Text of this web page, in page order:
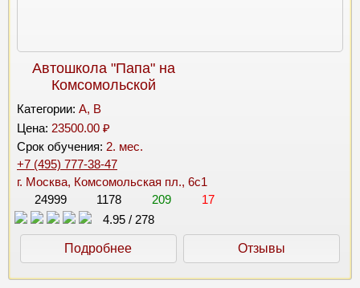
Автошкола "Папа" на
Комсомольской
Категории: A, B
Цена: 23500.00 ₽
Срок обучения: 2. мес.
+7 (495) 777-38-47
г. Москва, Комсомольская пл., 6с1
24999
1178 209
17
4.95 / 278
Подробнее Отзывы